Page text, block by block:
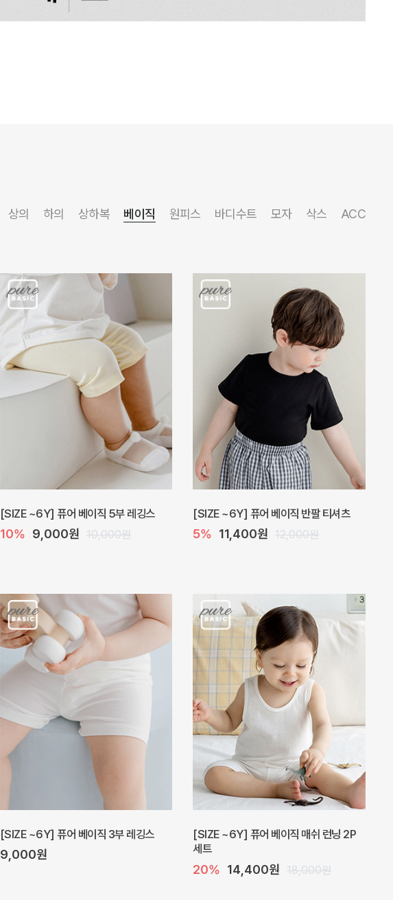
상의 하의 상하복 베이직 원피스 바디수트 모자 삭스 ACC
[SIZE ~6Y] 퓨어 베이직 5부 레깅스
10% 9,000원 10,000원
[SIZE ~6Y] 퓨어 베이직 반팔 티셔츠
5% 11,400원 12,000원
[SIZE ~6Y] 퓨어 베이직 3부 레깅스
9,000원
[SIZE ~6Y] 퓨어 베이직 매쉬 런닝 2P
세트
20% 14,400원 18,000원